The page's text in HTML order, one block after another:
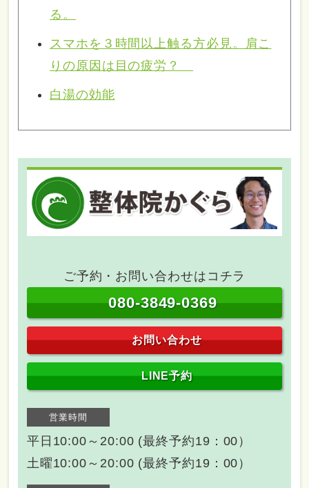
る。
スマホを３時間以上触る方必見。肩こ
りの原因は目の疲労？
白湯の効能
ご予約・お問い合わせはコチラ
080-3849-0369
お問い合わせ
LINE予約
営業時間
平日10:00～20:00 (最終予約19：00）
土曜10:00～20:00 (最終予約19：00）